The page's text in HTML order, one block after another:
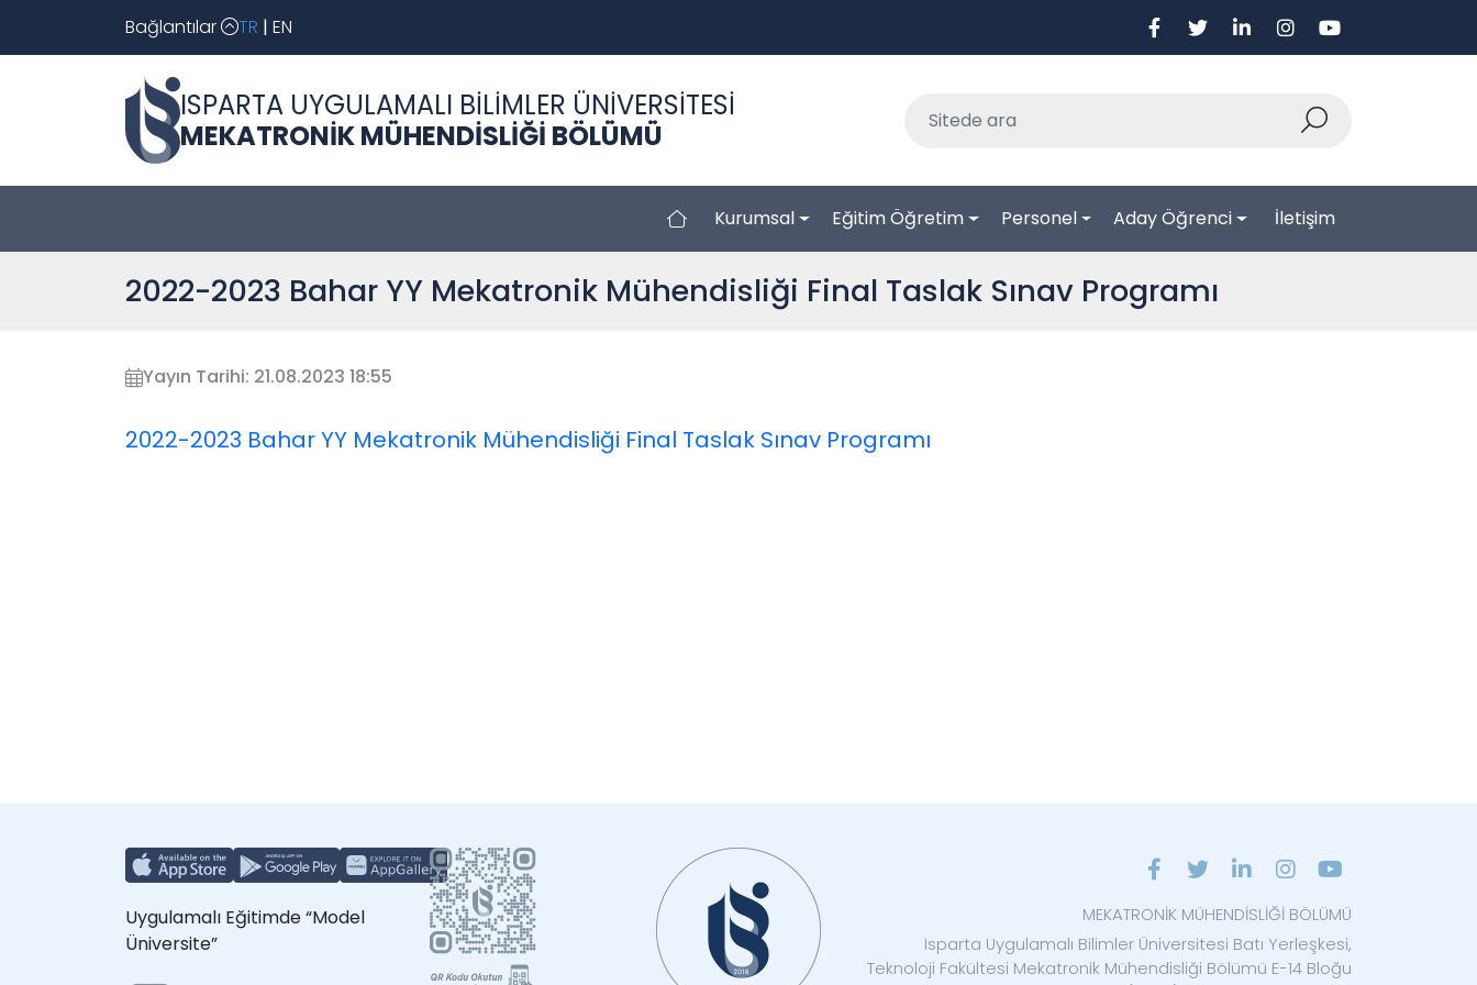
Bağlantılar TR | EN
ISPARTA UYGULAMALI BİLİMLER ÜNİVERSİTESİ
MEKATRONİK MÜHENDİSLİĞİ BÖLÜMÜ
Kurumsal Eğitim Öğretim Personel Aday Öğrenci İletişim
2022-2023 Bahar YY Mekatronik Mühendisliği Final Taslak Sınav Programı
Yayın Tarihi: 21.08.2023 18:55
2022-2023 Bahar YY Mekatronik Mühendisliği Final Taslak Sınav Programı
Uygulamalı Eğitimde “Model
Üniversite”
MEKATRONİK MÜHENDİSLİĞİ BÖLÜMÜ
Isparta Uygulamalı Bilimler Üniversitesi Batı Yerleşkesi,
Teknoloji Fakültesi Mekatronik Mühendisliği Bölümü E-14 Bloğu